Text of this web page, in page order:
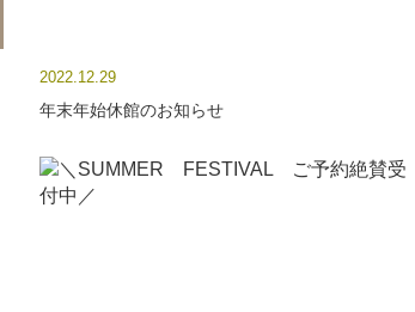
2022.12.29
年末年始休館のお知らせ